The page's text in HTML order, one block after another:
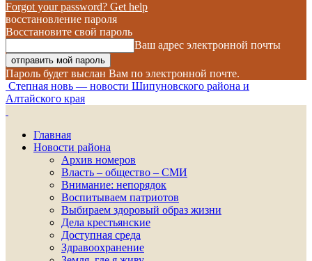
Forgot your password? Get help
восстановление пароля
Восстановите свой пароль
Ваш адрес электронной почты
Пароль будет выслан Вам по электронной почте.
Степная новь — новости Шипуновского района и
Алтайского края
Главная
Новости района
Архив номеров
Власть – общество – СМИ
Внимание: непорядок
Воспитываем патриотов
Выбираем здоровый образ жизни
Дела крестьянские
Доступная среда
Здравоохранение